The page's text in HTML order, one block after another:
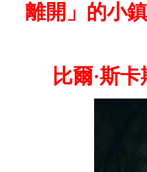
離開」的小
比爾·斯